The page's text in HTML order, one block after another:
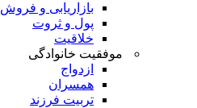
بازاریابی و فروش
پول و ثروت
خلاقیت
موفقیت خانوادگی
ازدواج
همسران
تربیت فرزند